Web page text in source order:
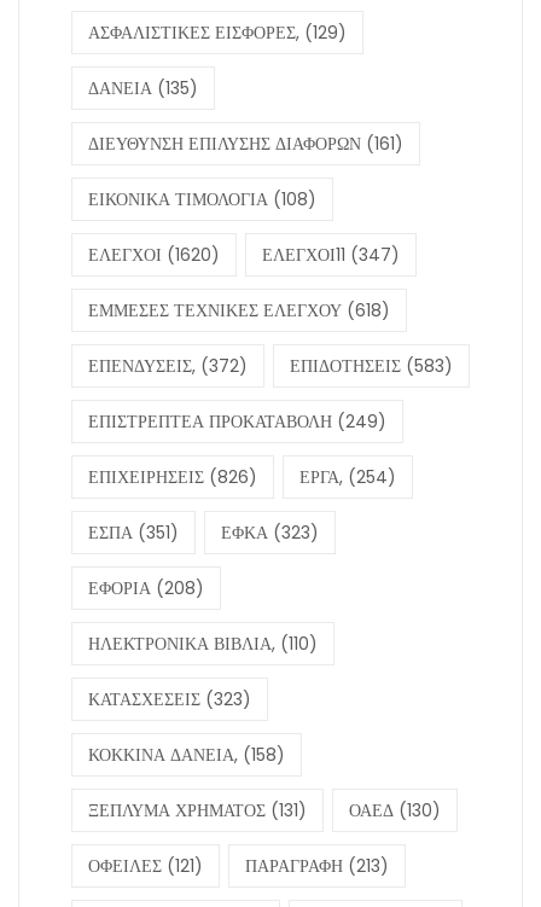
ΑΣΦΑΛΙΣΤΙΚΕΣ ΕΙΣΦΟΡΕΣ, (129)
ΔΑΝΕΙΑ (135)
ΔΙΕΥΘΥΝΣΗ ΕΠΙΛΥΣΗΣ ΔΙΑΦΟΡΩΝ (161)
ΕΙΚΟΝΙΚΑ ΤΙΜΟΛΟΓΙΑ (108)
ΕΛΕΓΧΟΙ (1620) ΕΛΕΓΧΟΙ11 (347)
ΕΜΜΕΣΕΣ ΤΕΧΝΙΚΕΣ ΕΛΕΓΧΟΥ (618)
ΕΠΕΝΔΥΣΕΙΣ, (372) ΕΠΙΔΟΤΗΣΕΙΣ (583)
ΕΠΙΣΤΡΕΠΤΕΑ ΠΡΟΚΑΤΑΒΟΛΗ (249)
ΕΠΙΧΕΙΡΗΣΕΙΣ (826) ΕΡΓΑ, (254)
ΕΣΠΑ (351) ΕΦΚΑ (323)
ΕΦΟΡΙΑ (208)
ΗΛΕΚΤΡΟΝΙΚΑ ΒΙΒΛΙΑ, (110)
ΚΑΤΑΣΧΕΣΕΙΣ (323)
ΚΟΚΚΙΝΑ ΔΑΝΕΙΑ, (158)
ΞΕΠΛΥΜΑ ΧΡΗΜΑΤΟΣ (131) ΟΑΕΔ (130)
ΟΦΕΙΛΕΣ (121) ΠΑΡΑΓΡΑΦΗ (213)